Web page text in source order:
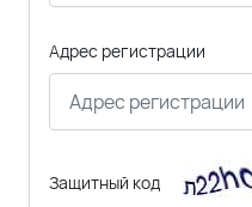
Адрес регистрации
Защитный код